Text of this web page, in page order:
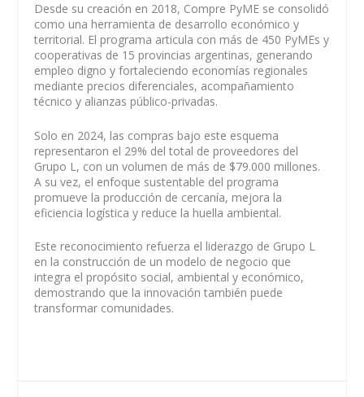
Desde su creación en 2018, Compre PyME se consolidó
como una herramienta de desarrollo económico y
territorial. El programa articula con más de 450 PyMEs y
cooperativas de 15 provincias argentinas, generando
empleo digno y fortaleciendo economías regionales
mediante precios diferenciales, acompañamiento
técnico y alianzas público-privadas.
Solo en 2024, las compras bajo este esquema
representaron el 29% del total de proveedores del
Grupo L, con un volumen de más de $79.000 millones.
A su vez, el enfoque sustentable del programa
promueve la producción de cercanía, mejora la
eficiencia logística y reduce la huella ambiental.
Este reconocimiento refuerza el liderazgo de Grupo L
en la construcción de un modelo de negocio que
integra el propósito social, ambiental y económico,
demostrando que la innovación también puede
transformar comunidades.